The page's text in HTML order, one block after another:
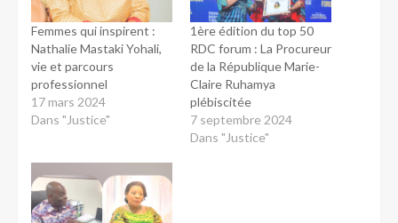
Femmes qui inspirent :
Nathalie Mastaki Yohali,
vie et parcours
professionnel
17 mars 2024
Dans "Justice"
1ère édition du top 50
RDC forum : La Procureur
de la République Marie-
Claire Ruhamya
plébiscitée
7 septembre 2024
Dans "Justice"